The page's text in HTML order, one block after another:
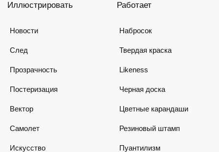
Иллюстрировать
Новости
След
Прозрачность
Постеризация
Вектор
Самолет
Искусство
Работает
Набросок
Твердая краска
Likeness
Черная доска
Цветные карандаши
Резиновый штамп
Пуантилизм